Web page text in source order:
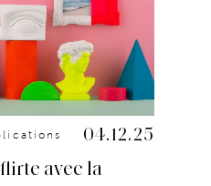
04.12.25
avec la